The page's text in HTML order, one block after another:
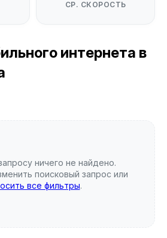
СР. СКОРОСТЬ
интернета в
ничего не найдено.
поисковый запрос или
все фильтры.